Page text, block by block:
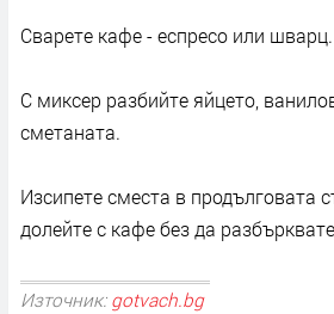
Сварете кафе - еспресо или шварц.
С миксер разбийте яйцето,
сметаната.
Изсипете сместа в продълговата
долейте с кафе без да
Източник: gotvach.bg